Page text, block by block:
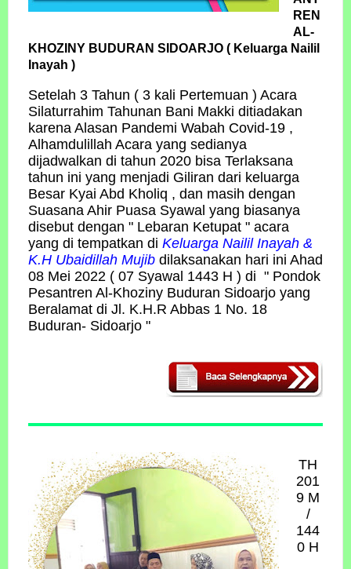
REN
AL-
KHOZINY BUDURAN SIDOARJO ( Keluarga Nailil
Inayah )
Setelah 3 Tahun ( 3 kali Pertemuan ) Acara
Silaturrahim Tahunan Bani Makki ditiadakan
karena Alasan Pandemi Wabah Covid-19 ,
Alhamdulillah Acara yang sedianya
dijadwalkan di tahun 2020 bisa Terlaksana
tahun ini yang menjadi Giliran dari keluarga
Besar Kyai Abd Kholiq , dan masih dengan
Suasana Ahir Puasa Syawal yang biasanya
disebut dengan " Lebaran Ketupat " acara
yang di tempatkan di Keluarga Nailil Inayah &
K.H Ubaidillah Mujib dilaksanakan hari ini Ahad
08 Mei 2022 ( 07 Syawal 1443 H ) di " Pondok
Pesantren Al-Khoziny Buduran Sidoarjo yang
Beralamat di Jl. K.H.R Abbas 1 No. 18
Buduran- Sidoarjo "
TH
201
9 M
/
144
0 H